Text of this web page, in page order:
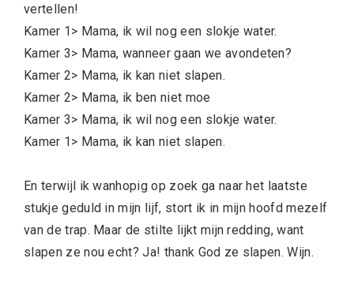
vertellen!
Kamer 1> Mama, ik wil nog een slokje water.
Kamer 3> Mama, wanneer gaan we avondeten?
Kamer 2> Mama, ik kan niet slapen.
Kamer 2> Mama, ik ben niet moe
Kamer 3> Mama, ik wil nog een slokje water.
Kamer 1> Mama, ik kan niet slapen.
En terwijl ik wanhopig op zoek ga naar het laatste
stukje geduld in mijn lijf, stort ik in mijn hoofd mezelf
van de trap. Maar de stilte lijkt mijn redding, want
slapen ze nou echt? Ja! thank God ze slapen. Wijn.